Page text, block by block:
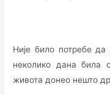
Није било потребе
неколико дана била
живота донео нешто